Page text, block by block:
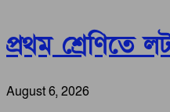
প্রথম শ্রেণিতে
August 6, 2026